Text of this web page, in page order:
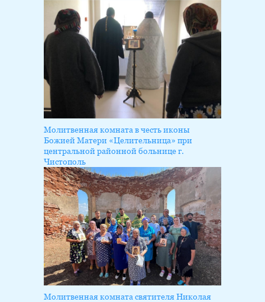
Молитвенная комната в честь иконы
Божией Матери «Целительница» при
центральной районной больнице г.
Чистополь
Молитвенная комната святителя Николая